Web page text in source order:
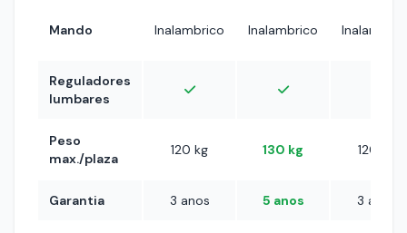
Mando Inalambrico Inalambrico
Reguladores
lumbares
Peso
max./plaza
120 kg 130 kg 120 kg
Garantia 3 anos 5 anos 3 anos